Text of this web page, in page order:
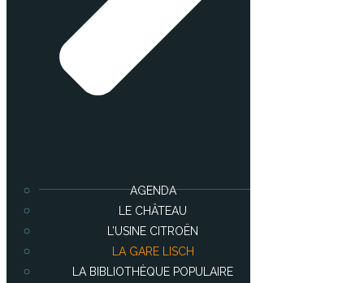
AGENDA
LE CHÂTEAU
L’USINE CITROËN
LA GARE LISCH
LA BIBLIOTHÈQUE POPULAIRE